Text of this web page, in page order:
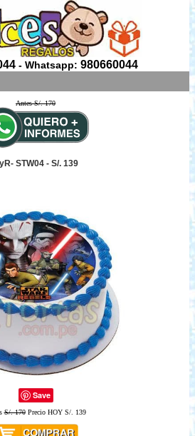
- Whatsapp: 980660044
Antes S/. 170
STW04 - S/. 139
Save
S/. 170Precio HOY S/. 139